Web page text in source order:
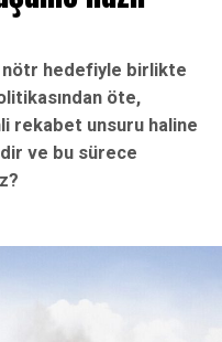
nötr hedefiyle birlikte
öte,
rekabet unsuru haline
ve bu sürece